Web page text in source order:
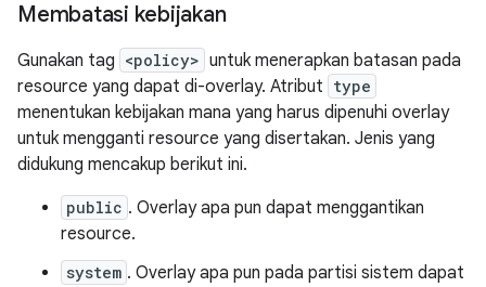
Membatasi kebijakan
Gunakan tag <policy> untuk menerapkan batasan pada
resource yang dapat di-overlay. Atribut type
menentukan kebijakan mana yang harus dipenuhi overlay
untuk mengganti resource yang disertakan. Jenis yang
didukung mencakup berikut ini.
public . Overlay apa pun dapat menggantikan
resource.
system . Overlay apa pun pada partisi sistem dapat